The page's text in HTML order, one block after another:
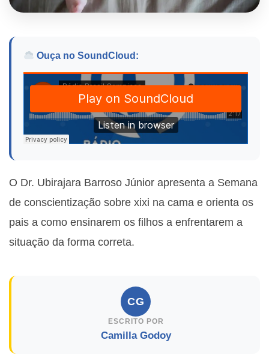
Ouça no SoundCloud:
O Dr. Ubirajara Barroso Júnior apresenta a Semana
de conscientização sobre xixi na cama e orienta os
pais a como ensinarem os filhos a enfrentarem a
situação da forma correta.
CG
ESCRITO POR
Camilla Godoy